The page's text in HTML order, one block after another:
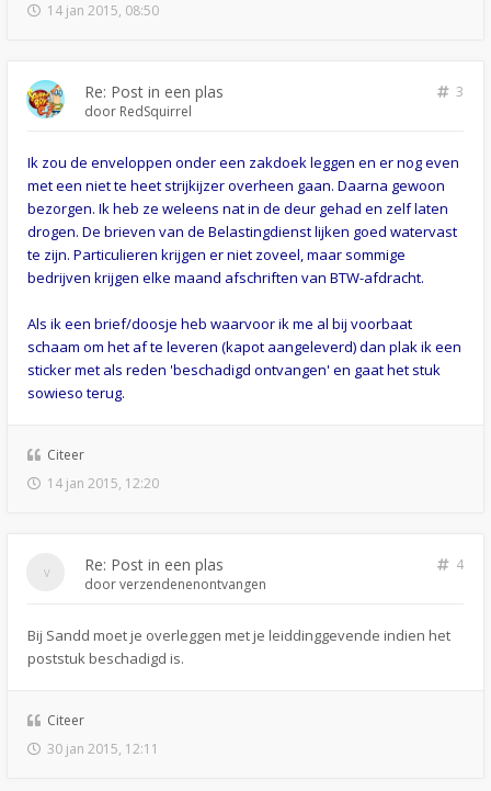
14 jan 2015, 08:50
Re: Post in een plas
3
door RedSquirrel
Ik zou de enveloppen onder een zakdoek leggen en er nog even
met een niet te heet strijkijzer overheen gaan. Daarna gewoon
bezorgen. Ik heb ze weleens nat in de deur gehad en zelf laten
drogen. De brieven van de Belastingdienst lijken goed watervast
te zijn. Particulieren krijgen er niet zoveel, maar sommige
bedrijven krijgen elke maand afschriften van BTW-afdracht.
Als ik een brief/doosje heb waarvoor ik me al bij voorbaat
schaam om het af te leveren (kapot aangeleverd) dan plak ik een
sticker met als reden 'beschadigd ontvangen' en gaat het stuk
sowieso terug.
Citeer
14 jan 2015, 12:20
Re: Post in een plas
4
doorverzendenenontvangen
Bij Sandd moet je overleggen met je leiddinggevende indien het
poststuk beschadigd is.
Citeer
30 jan 2015, 12:11